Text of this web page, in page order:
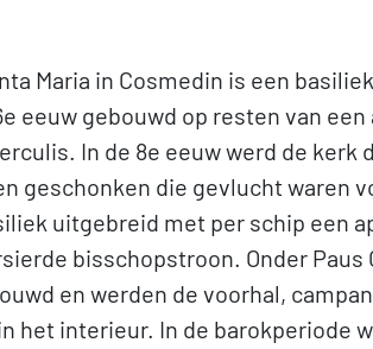
Maria in Cosmedin is een
eeuw gebouwd op resten van
In de 8e eeuw werd de kerk
geschonken die gevlucht waren
uitgebreid met per schip een
bisschopstroon. Onder Paus
en werden de voorhal,
het interieur. In de barokperiode